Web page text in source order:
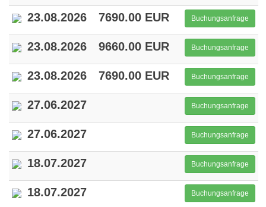
23.08.2026
7690.00 EUR Buchungsanfrage
23.08.2026 9660.00 EUR Buchungsanfrage
23.08.2026 7690.00 EUR Buchungsanfrage
27.06.2027 Buchungsanfrage
27.06.2027 Buchungsanfrage
18.07.2027 Buchungsanfrage
18.07.2027 Buchungsanfrage